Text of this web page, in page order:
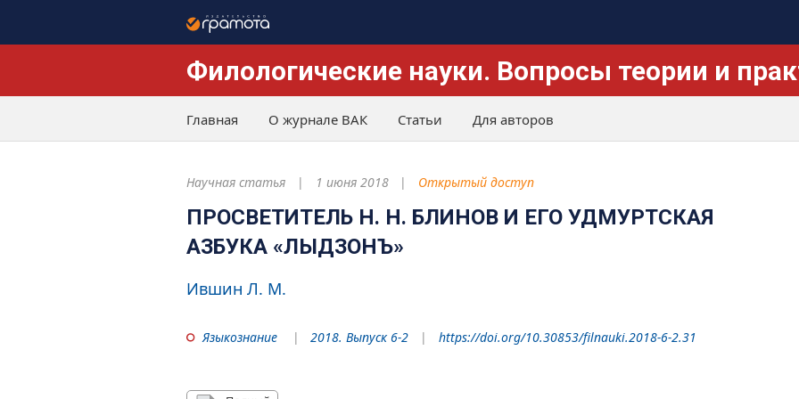
Филологические науки. Вопросы теории и
Главная О журнале ВАК Статьи Для авторов
Научная статья 1 июня 2018 Открытый доступ
ПРОСВЕТИТЕЛЬ Н. Н. БЛИНОВ И ЕГО УДМУРТСКАЯ
АЗБУКА «ЛЫДЗОНЪ»
Ившин Л. М.
Языкознание 2018. Выпуск 6-2 https://doi.org/10.30853/filnauki.2018-6-2.31